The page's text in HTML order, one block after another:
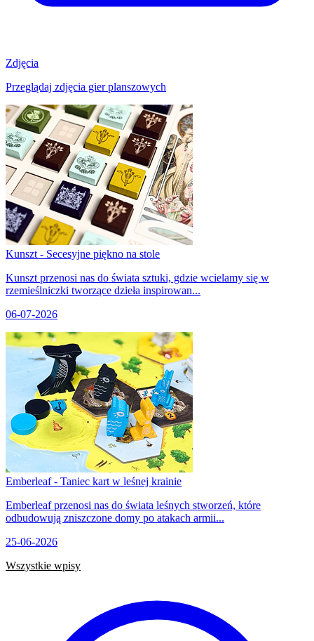
Zdjęcia
Przeglądaj zdjęcia gier planszowych
Kunszt - Secesyjne piękno na stole
Kunszt przenosi nas do świata sztuki, gdzie wcielamy się w
rzemieślniczki tworzące dzieła inspirowan...
06-07-2026
Emberleaf - Taniec kart w leśnej krainie
Emberleaf przenosi nas do świata leśnych stworzeń, które
odbudowują zniszczone domy po atakach armii...
25-06-2026
Wszystkie wpisy